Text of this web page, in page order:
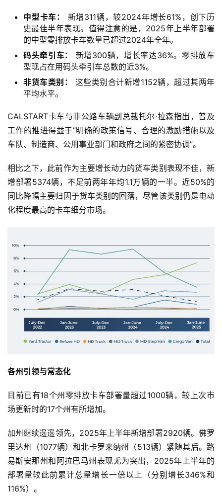
独
家
视
题
社
区
登录
中型卡车：
新增311辆，较2024年增长61%，创下历
史最佳半年表现。值得注意的是，2025年上半年部署
的中型零排放卡车数量已超过2024年全年。
码头牵引车：
新增300辆，增长率达36%。零排放车
型现占在用码头牵引车总数的近3%。
非货车类别：
这些类别合计新增1152辆，超过其两年
平均水平。
CALSTART卡车与非公路车辆副总裁托尔·拉森指出，普及
工作的推进得益于”明确的政策信号、合理的激励措施以及
车队、制造商、公用事业部门和政府之间的紧密协调”。
相比之下，此前作为主要增长动力的货车类别表现不佳，新
增部署5374辆，不足前两年年均1.1万辆的一半。近50%的
同比降幅主要归因于货车类别的回落，尽管该类别仍是电动
化程度最高的卡车细分市场。
各州引领与常态化
目前已有18个州零排放卡车部署量超过1000辆，较上次市
场更新时的17个州有所增加。
加州继续遥遥领先，2025年上半年新增部署2920辆。佛罗
里达州（1077辆）和北卡罗来纳州（513辆）紧随其后。路
易斯安那州和阿拉巴马州表现尤为突出，2025年上半年的
部署量较此前累计总量增长一倍以上（分别增长346%和
116%）。